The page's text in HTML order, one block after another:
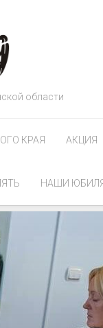
области
КРАЯ АКЦИЯ
НАШИ